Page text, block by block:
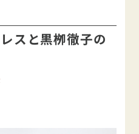
スと黒栁徹子の